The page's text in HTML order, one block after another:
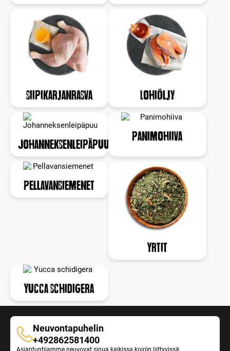
Siipikarjanrasva Lohiöljy
Johanneksenleipäpuu
Panimohiiva
Pellavansiemenet
Yrtit
Yucca schidigera
Neuvontapuhelin
Neuvontapuhelin
+492862581400